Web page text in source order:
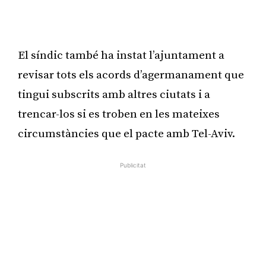
El síndic també ha instat l’ajuntament a
revisar tots els acords d’agermanament que
tingui subscrits amb altres ciutats i a
trencar-los si es troben en les mateixes
circumstàncies que el pacte amb Tel-Aviv.
Publicitat